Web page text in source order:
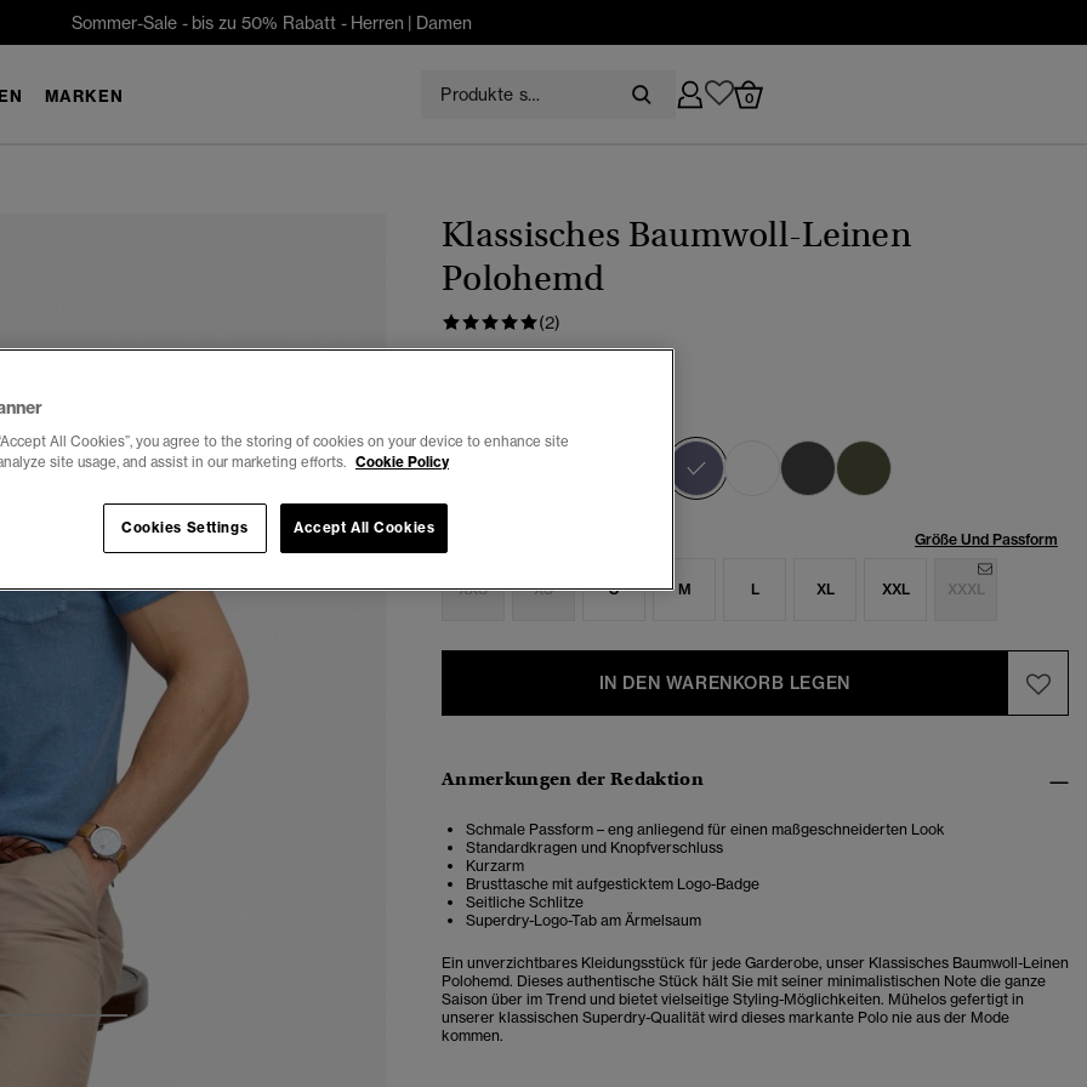
Sommer-Sale - bis zu 50% Rabatt - Herren | Damen
MARKEN 0
5
Klassisches Baumwoll-Leinen
Polohemd
(2)
Ausgewählt
Größe Und Passform
XXS XS S M L XL XXL XXXL
IN DEN WARENKORB LEGEN
Anmerkungen der Redaktion
Schmale Passform – eng anliegend für einen maßgeschneiderten Look
Standardkragen und Knopfverschluss
Kurzarm
Brusttasche mit aufgesticktem Logo-Badge
Seitliche Schlitze
Superdry-Logo-Tab am Ärmelsaum
Ein unverzichtbares Kleidungsstück für jede Garderobe, unser Klassisches Baumwoll-Leinen
Polohemd. Dieses authentische Stück hält Sie mit seiner minimalistischen Note die ganze
Saison über im Trend und bietet vielseitige Styling-Möglichkeiten. Mühelos gefertigt in
unserer klassischen Superdry-Qualität wird dieses markante Polo nie aus der Mode
kommen.
All Cookies”, you agree to the storing of cookies on your device to enhance site
site usage, and assist in our marketing efforts. Cookie Policy
Accept All Cookies
Cookies Settings